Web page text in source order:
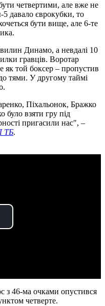
четвертими, але вже не
давало єврокубки, то
бути вище, але 6-те
Динамо, а невдалі 10
гравців. Воротар
як той боксер – пропустив
тями. У другому таймі
Піхальонок, Бражко
було взяти гру під
пригасили нас", –
ТБ.
з 46-ма очками опустився
четверте.